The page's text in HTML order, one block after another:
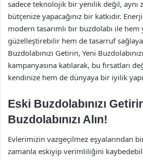
sadece teknolojik bir yenilik değil, aynı
bütçenize yapacağınız bir katkıdır.
modern tasarımlı bir buzdolabı ile hem
güzelleştirebilir hem de tasarruf
Buzdolabınızı Getirin, Yeni
kampanyasına katılarak, bu fırsatları
kendinize hem de dünyaya bir iyilik
Eski Buzdolabınızı
Buzdolabınızı Alın!
Evlerimizin vazgeçilmez eşyalarından
zamanla eskiyip verimliliğini